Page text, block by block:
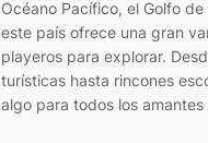
Océano Pacífico, el Golfo
este país ofrece una gran
playeros para explorar.
turísticas hasta rincones
algo para todos los